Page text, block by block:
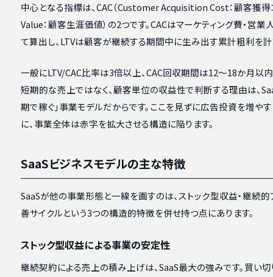
中心となる指標は、CAC（Customer Acquisition Cost：顧客獲得
Value：顧客生涯価値）の2つです。CACはマーケティング費・営
て算出し、LTVは顧客が継続する期間中に生み出す累計粗利を計
一般にLTV/CAC比率は3倍以上、CAC回収期間は12〜18か月以
短期的な売上ではなく、顧客単位の収益性で判断する理由は、
期で稼ぐ」事業モデルだからです。ここを見ずに広告投資を増や
に、事業全体は赤字を拡大させる構造に陥ります。
SaaSビジネスモデルの主な特徴
SaaSが他の事業形態と一線を画すのは、ストック型収益・継続的
善サイクルという3つの構造的特徴を併せ持つ点にあります。
ストック型収益による事業の安定性
継続契約による売上の積み上げは、SaaS最大の強みです。買い